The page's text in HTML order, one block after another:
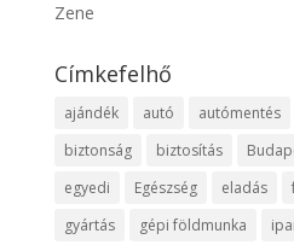
Zene
Címkefelhő
ajándék autó autómentés
biztonság
biztosítás
egyedi
Egészség eladás
gyártás
gépi földmunka